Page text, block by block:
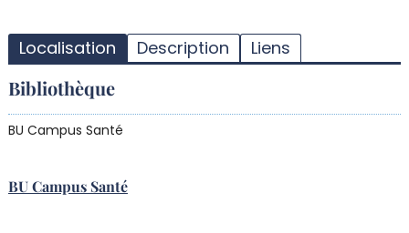
Localisation Description Liens
Bibliothèque
BU Campus Santé
BU Campus Santé